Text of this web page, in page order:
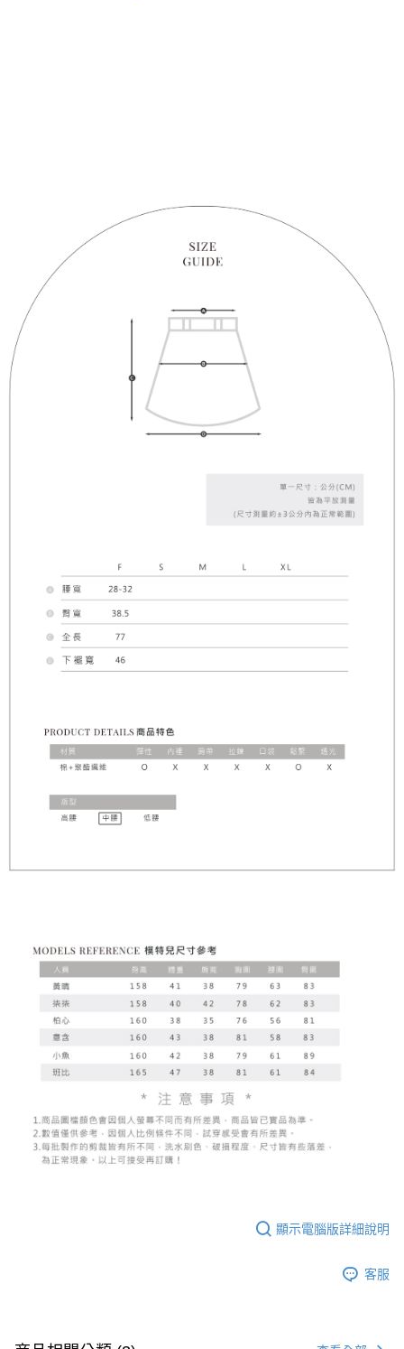
顯示電腦版詳細說明
客服